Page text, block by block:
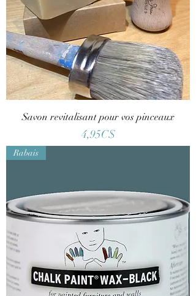
Savon revitalisant pour vos pinceaux
Price
4,95C$
Rabais